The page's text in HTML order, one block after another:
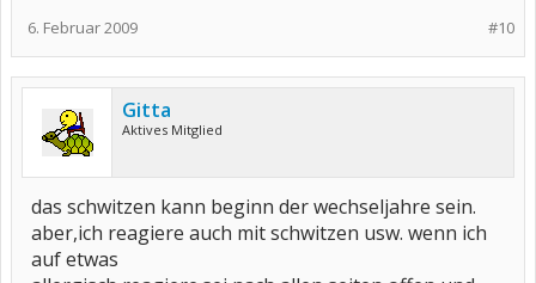
#10
6. Februar 2009
Gitta
Aktives Mitglied
das schwitzen kann beginn der wechseljahre sein.
aber,ich reagiere auch mit schwitzen usw. wenn ich
auf etwas